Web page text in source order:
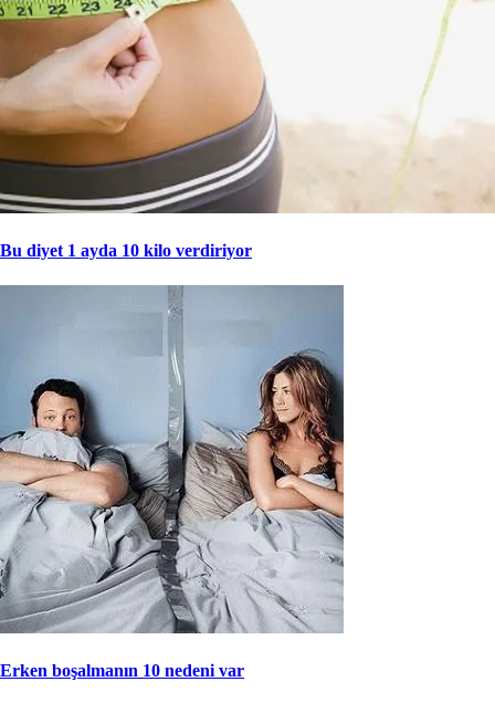
Bu diyet 1 ayda 10 kilo verdiriyor
Erken boşalmanın 10 nedeni var